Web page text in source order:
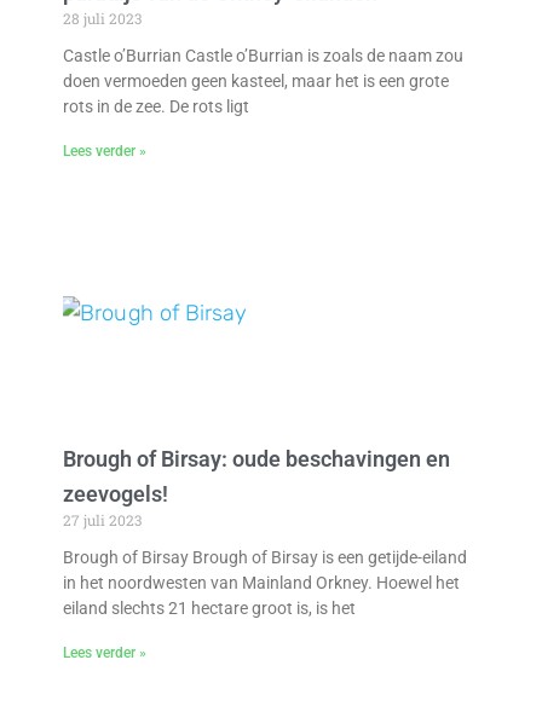
28 juli 2023
Castle o’Burrian Castle o’Burrian is zoals de naam zou
doen vermoeden geen kasteel, maar het is een grote
rots in de zee. De rots ligt
Lees verder »
Brough of Birsay: oude beschavingen en
zeevogels!
27 juli 2023
Brough of Birsay Brough of Birsay is een getijde-eiland
in het noordwesten van Mainland Orkney. Hoewel het
eiland slechts 21 hectare groot is, is het
Lees verder »